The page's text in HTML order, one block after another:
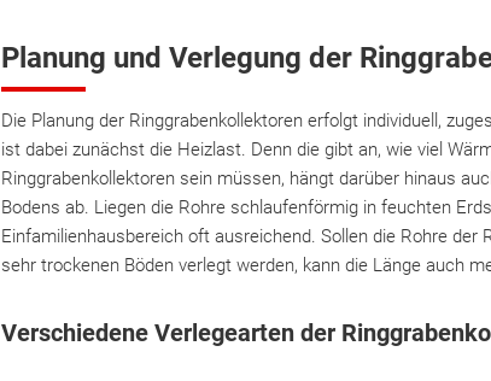
Planung und Verlegung der
Die Planung der Ringgrabenkollektoren erfolgt individuell,
ist dabei zunächst die Heizlast. Denn die gibt an, wie viel
Ringgrabenkollektoren sein müssen, hängt darüber hinaus
Bodens ab. Liegen die Rohre schlaufenförmig in feuchten
Einfamilienhausbereich oft ausreichend. Sollen die Rohre der
sehr trockenen Böden verlegt werden, kann die Länge auch
Verschiedene Verlegearten der